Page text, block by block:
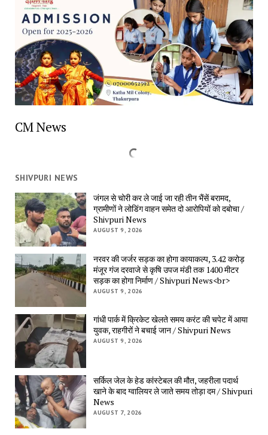
CM News
SHIVPURI NEWS
जंगल से चोरी कर ले जाई जा रही तीन भैंसें बरामद,
ग्रामीणों ने लोडिंग वाहन समेत दो आरोपियों को दबोचा /
Shivpuri News
AUGUST 9, 2026
नरवर की जर्जर सड़क का होगा कायाकल्प, 3.42 करोड़
मंजूर गंज दरवाजे से कृषि उपज मंडी तक 1400 मीटर
सड़क का होगा निर्माण / Shivpuri News<br>
AUGUST 9, 2026
गांधी पार्क में क्रिकेट खेलते समय करंट की चपेट में आया
युवक, राहगीरों ने बचाई जान / Shivpuri News
AUGUST 9, 2026
सर्किल जेल के हेड कांस्टेबल की मौत, जहरीला पदार्थ
खाने के बाद ग्वालियर ले जाते समय तोड़ा दम / Shivpuri
News
AUGUST 7, 2026